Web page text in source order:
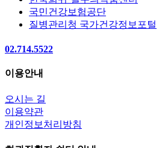
국민건강보험공단
질병관리청 국가건강정보포털
02.714.5522
이용안내
오시는 길
이용약관
개인정보처리방침